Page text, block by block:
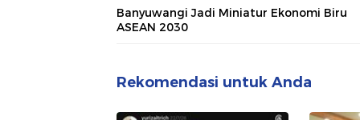
Banyuwangi Jadi Miniatur Ekonomi Biru
ASEAN 2030
Rekomendasi untuk Anda